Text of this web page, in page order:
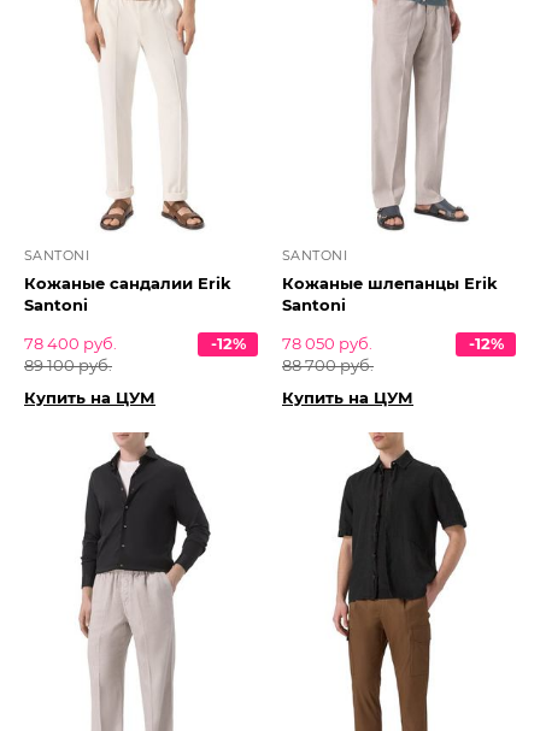
SANTONI
Кожаные сандалии Erik
Santoni
78 400 руб.
89 100 руб.
-12%
Купить на ЦУМ
SANTONI
Кожаные шлепанцы Erik
Santoni
78 050 руб.
88 700 руб.
-12%
Купить на ЦУМ